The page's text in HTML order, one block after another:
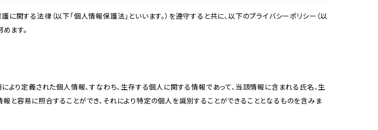
関する法律（以下「個人情報保護法」といいます。）を遵守すると共に、以下のプライバシーポリシー（以
ます。
り定義された個人情報、すなわち、生存する個人に関する情報であって、当該情報に含まれる氏名、生
と容易に照合することができ、それにより特定の個人を識別することができることとなるものを含みま